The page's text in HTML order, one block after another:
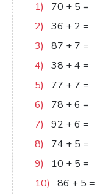
1) 70 + 5 =
2)
36 + 2 =
3)
87 + 7 =
4)
38 +4 =
5)
77 + 7 =
6)
78 +6 =
7)
92 +6 =
8)
74 + 5 =
9)
10 + 5 =
10)
86 + 5 =